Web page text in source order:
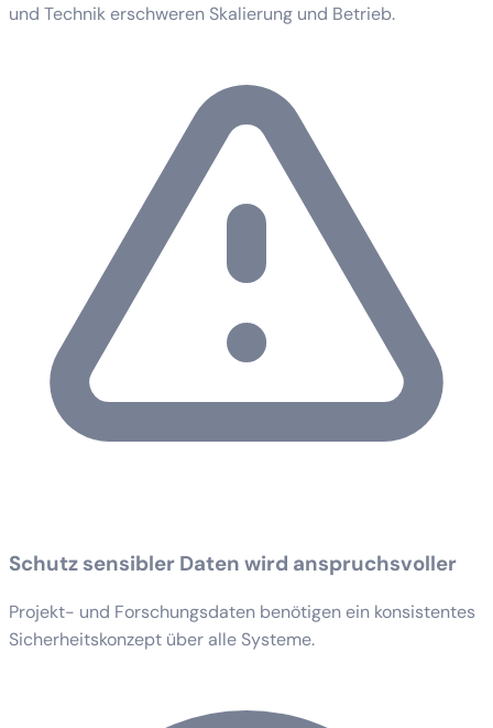
und Technik erschweren Skalierung und Betrieb.
Schutz sensibler Daten wird anspruchsvoller
Projekt- und Forschungsdaten benötigen ein konsistentes
Sicherheitskonzept über alle Systeme.